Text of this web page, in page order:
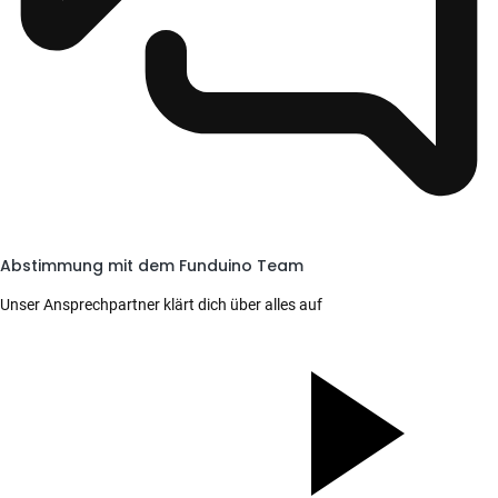
Abstimmung mit dem Funduino Team
Unser Ansprechpartner klärt dich über alles auf